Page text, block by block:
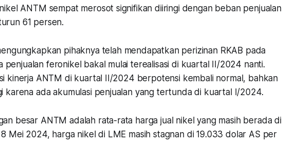
ANTM sempat merosot signifikan diiringi dengan beban penjualan
61 persen.
pihaknya telah mendapatkan perizinan RKAB pada
penjualan feronikel bakal mulai terealisasi di kuartal II/2024 nanti.
kinerja ANTM di kuartal II/2024 berpotensi kembali normal, bahkan
karena ada akumulasi penjualan yang tertunda di kuartal I/2024.
besar ANTM adalah rata-rata harga jual nikel yang masih berada di
Mei 2024, harga nikel di LME masih stagnan di 19.033 dolar AS per